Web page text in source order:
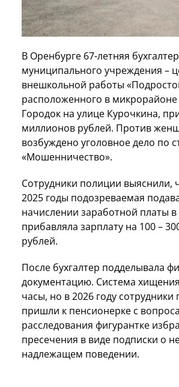
В Оренбурге 67-летняя бухгалтер
муниципального учреждения –
внешкольной работы
расположенного в
Городок на улице Курочкина,
миллионов рублей. Против
возбуждено уголовное дело по
«Мошенничество».
Сотрудники полиции выяснили,
2025 годы подозреваемая
начислении заработной платы
прибавляла зарплату на 100 –
рублей.
После бухгалтер подделывала
документацию. Система
часы, но в 2026 году сотрудники
пришли к пенсионерке с
расследования фигурантке
пресечения в виде подписки о
надлежащем поведении.